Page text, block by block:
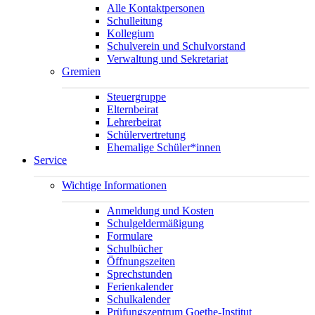
Alle Kontaktpersonen
Schulleitung
Kollegium
Schulverein und Schulvorstand
Verwaltung und Sekretariat
Gremien
Steuergruppe
Elternbeirat
Lehrerbeirat
Schülervertretung
Ehemalige Schüler*innen
Service
Wichtige Informationen
Anmeldung und Kosten
Schulgeldermäßigung
Formulare
Schulbücher
Öffnungszeiten
Sprechstunden
Ferienkalender
Schulkalender
Prüfungszentrum Goethe-Institut